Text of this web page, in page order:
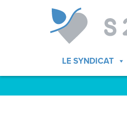
LE SYNDICAT